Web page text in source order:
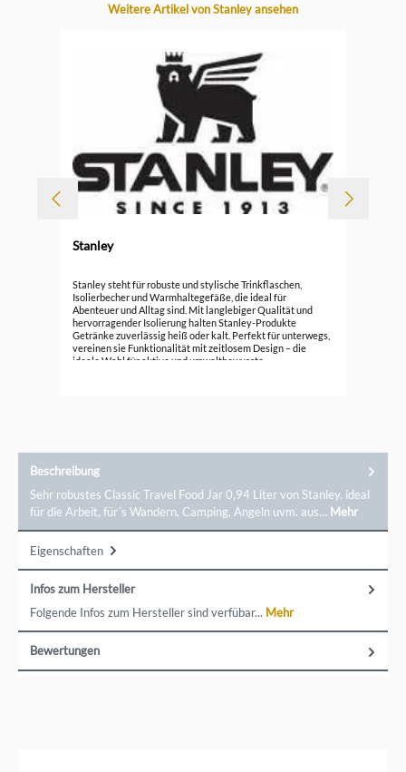
Produktgalerie überspringen
Weitere Artikel von Stanley ansehen
Stanley
Stanley steht für robuste und stylische Trinkflaschen,
Isolierbecher und Warmhaltegefäße, die ideal für
Abenteuer und Alltag sind. Mit langlebiger Qualität und
hervorragender Isolierung halten Stanley-Produkte
Getränke zuverlässig heiß oder kalt. Perfekt für unterwegs,
vereinen sie Funktionalität mit zeitlosem Design – die
ideale Wahl für aktive und umweltbewusste
Beschreibung
Sehr robustes Classic Travel Food Jar 0,94 Liter von Stanley. ideal
für die Arbeit, für´s Wandern, Camping, Angeln uvm. aus… Mehr
Eigenschaften
Infos zum Hersteller
Folgende Infos zum Hersteller sind verfübar... Mehr
Bewertungen